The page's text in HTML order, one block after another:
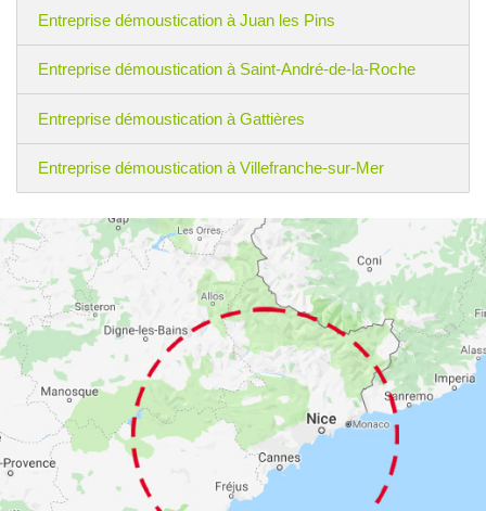
Entreprise démoustication à Juan les Pins
Entreprise démoustication à Saint-André-de-la-Roche
Entreprise démoustication à Gattières
Entreprise démoustication à Villefranche-sur-Mer